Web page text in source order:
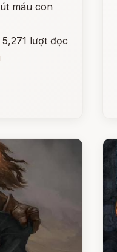
máu con
5,271 lượt đọc